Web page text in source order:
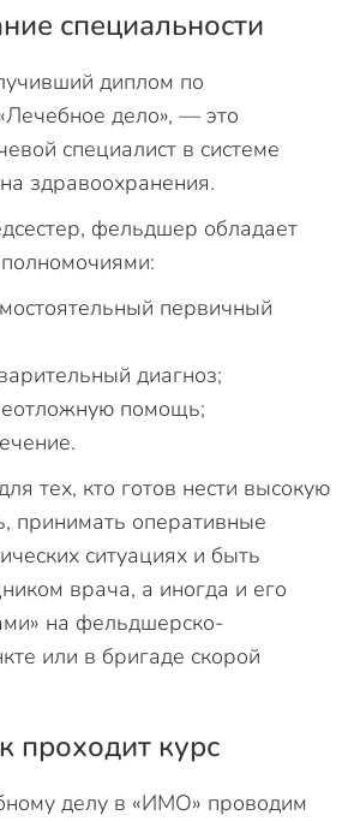
специальности
диплом по
дело», — это
специалист в системе
здравоохранения.
фельдшер обладает
первичный
диагноз;
помощь;
тех, кто готов нести высокую
принимать оперативные
ситуациях и быть
врача, а иногда и его
на фельдшерско-
или в бригаде скорой
проходит курс
делу в «ИМО» проводим